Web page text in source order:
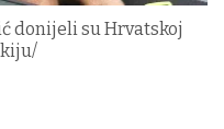
donijeli su Hrvatskoj